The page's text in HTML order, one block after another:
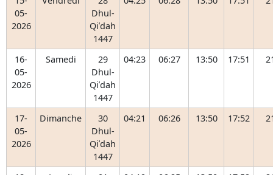
05-
2026
Dhul-
Qiʿdah
1447
16-
05-
2026
Samedi
29
Dhul-
Qiʿdah
1447
04:23 06:27 13:50 17:51
17-
05-
2026
Dimanche
30
Dhul-
Qiʿdah
1447
04:21 06:26 13:50 17:52